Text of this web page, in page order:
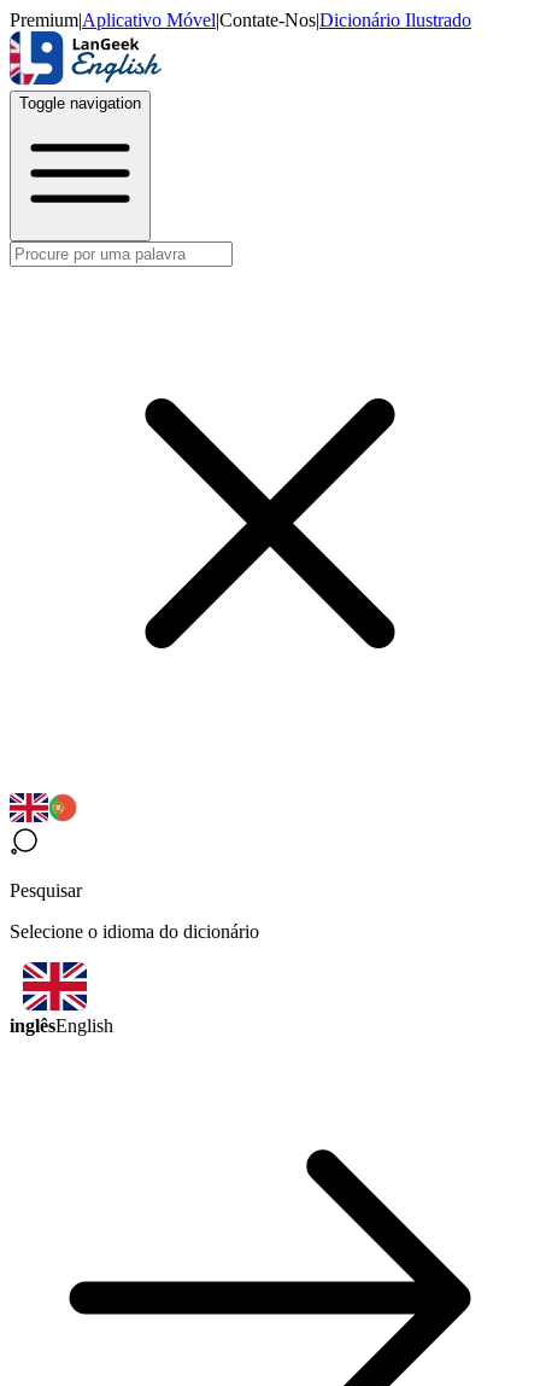
Premium|Aplicativo Móvel|Contate-Nos|Dicionário Ilustrado
Toggle navigation
Pesquisar
Selecione o idioma do dicionário
inglêsEnglish